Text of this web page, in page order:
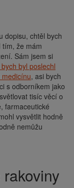
dopisu, chtěl bych
tím, že mám
Sám jsem si
byl poslechl
, asi bych
s odborníkem jako
tisíc věcí o
farmaceutické
vysvětlit hodně
nemůžu
rakoviny